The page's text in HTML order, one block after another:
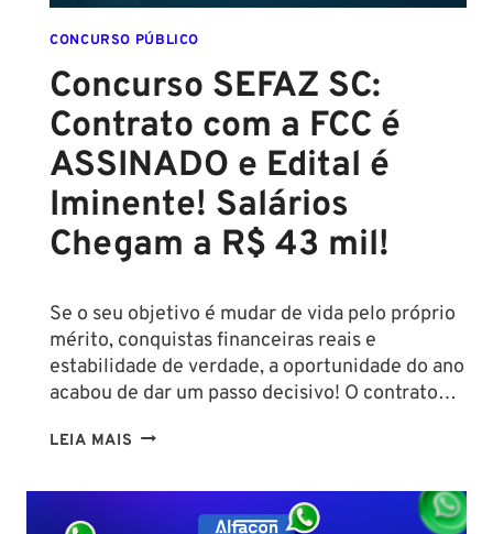
CONCURSO PÚBLICO
Concurso SEFAZ SC:
Contrato com a FCC é
ASSINADO e Edital é
Iminente! Salários
Chegam a R$ 43 mil!
Se o seu objetivo é mudar de vida pelo próprio
mérito, conquistas financeiras reais e
estabilidade de verdade, a oportunidade do ano
acabou de dar um passo decisivo! O contrato…
LEIA MAIS CONCURSO
SC:
CONTRATO